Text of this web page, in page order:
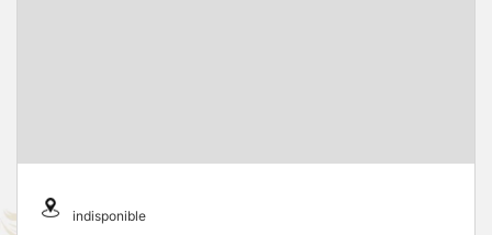
indisponible